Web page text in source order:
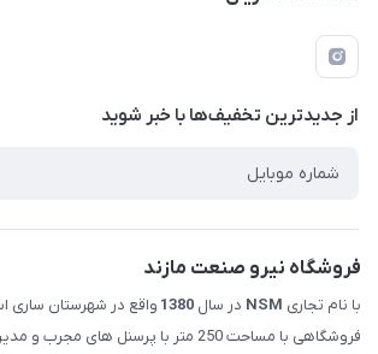
عبوری 32 فروشگاه نیرو صنعت مازند (صابریان)
لیست محصولات
درباره ما
قوانین و مقررات
حریم خصوصی
راهنما
از جدید‌ترین تخفیف‌ها با‌ خبر شوید
فروشگاه نیرو صنعت مازند
با نام تجاری NSM در سال 1380 واقع در شهرستان ساری
فروشگاهی با مساحت 250 متر با پرسنل